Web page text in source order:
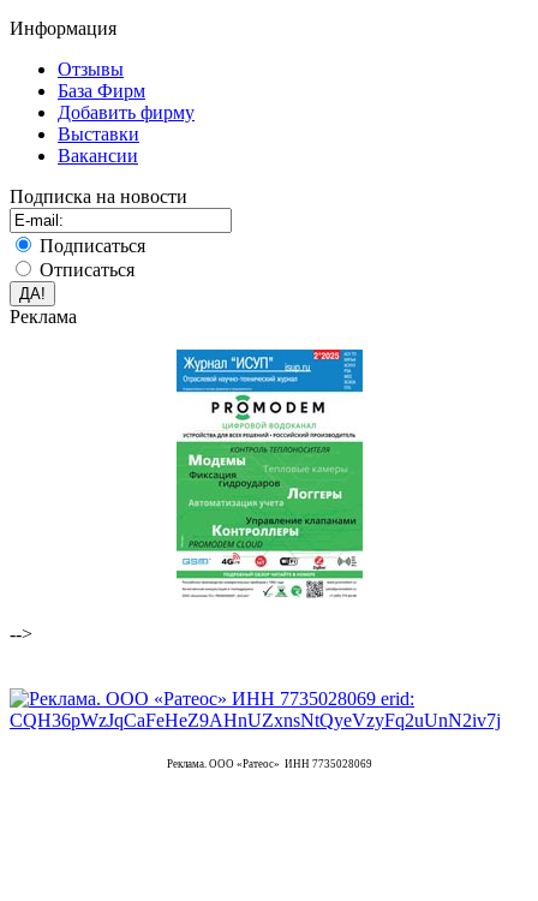
Информация
Отзывы
База Фирм
Добавить фирму
Выставки
Вакансии
Подписка на новости
Подписаться
Отписаться
Реклама
-->
Реклама. ООО «Ратеос» ИНН 7735028069